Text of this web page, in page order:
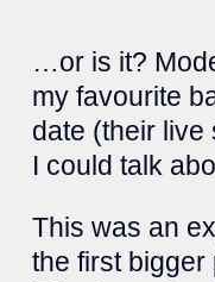
…or is it?
my favourite
date (their live
I could talk
This was an
the first bigger